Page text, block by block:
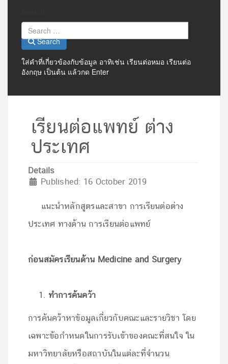
Search
ใส่คำที่เกี่ยวข้องกับข้อมูล อาทิเช่น เรียนต่อหมอ เรียนต่อ
อังกฤษ เป็นต้น แล้วกด Enter
เรียนต่อแพทย์ ต่าง
ประเทศ
Details
Published: 16 October 2019
แนะนำหลักสูตรและสาขา การเรียนต่อต่าง
ประเทศ ทางด้าน การเรียนต่อแพทย์
ก่อนสมัครเรียนด้าน Medicine and Surgery
ทำการค้นคว้า
การค้นคว้าหาขัอมูลเกี่ยวกับคณะและรายวิชา โดย
เฉพาะข้อกำหนดในการรับเข้าของคณะที่สนใจ ใน
มหาวิทยาลัยหรือสถาบันในแต่ละที่จำนวน